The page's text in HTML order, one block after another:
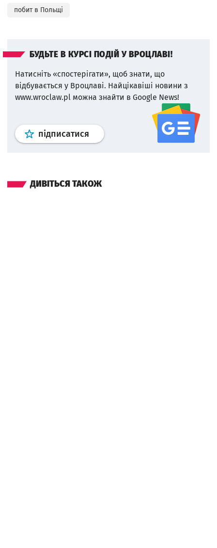
побит в Польщі
БУДЬТЕ В КУРСІ ПОДІЙ У ВРОЦЛАВІ!
Натисніть «спостерігати», щоб знати, що
відбувається у Вроцлаві. Найцікавіші новини з
www.wroclaw.pl можна знайти в Google News!
підписатися Профіль google news
ДИВІТЬСЯ ТАКОЖ